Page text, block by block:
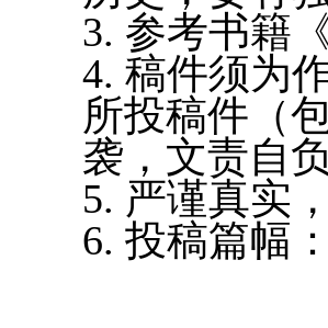
3. 参考书籍
4. 稿件须为
所投稿件（
袭，文责自
5. 严谨真实
6. 投稿篇幅